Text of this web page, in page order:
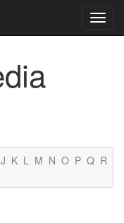
J K L M N O P Q R